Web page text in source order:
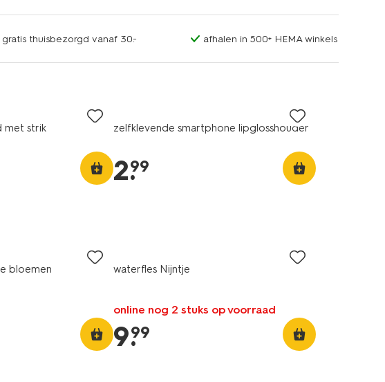
gratis thuisbezorgd vanaf 30.- afhalen in 500+ HEMA winkels
met strik zelfklevende smartphone lipglosshouder
2.
99
bloemen waterfles Nijntje
online nog 2 stuks op voorraad
9.
99